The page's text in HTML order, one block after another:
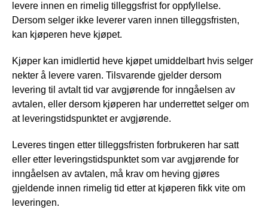
levere innen en rimelig tilleggsfrist for oppfyllelse.
Dersom selger ikke leverer varen innen tilleggsfristen,
kan kjøperen heve kjøpet.
Kjøper kan imidlertid heve kjøpet umiddelbart hvis selger
nekter å levere varen. Tilsvarende gjelder dersom
levering til avtalt tid var avgjørende for inngåelsen av
avtalen, eller dersom kjøperen har underrettet selger om
at leveringstidspunktet er avgjørende.
Leveres tingen etter tilleggsfristen forbrukeren har satt
eller etter leveringstidspunktet som var avgjørende for
inngåelsen av avtalen, må krav om heving gjøres
gjeldende innen rimelig tid etter at kjøperen fikk vite om
leveringen.